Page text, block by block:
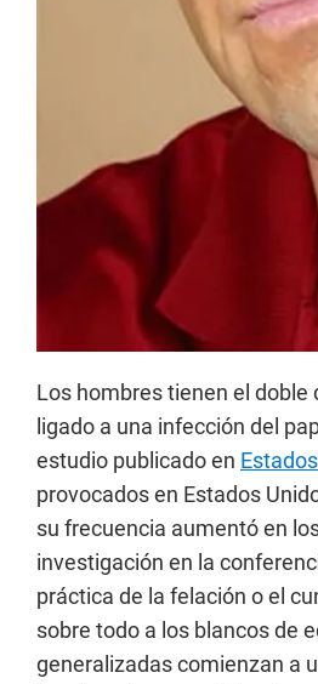
Los hombres tienen el doble
ligado a una infección del
estudio publicado en
provocados en Estados
su frecuencia aumentó en
investigación en la
práctica de la felación o el
sobre todo a los blancos de
generalizadas comienzan a